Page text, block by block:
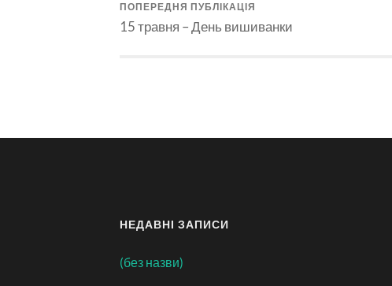
ПОПЕРЕДНЯ ПУБЛІКАЦІЯ
15 травня – День вишиванки
НЕДАВНІ ЗАПИСИ
(без назви)